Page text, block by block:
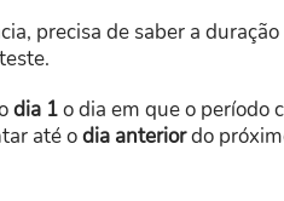
precisa de saber a
dia 1o dia em que o período
até odia anteriordo